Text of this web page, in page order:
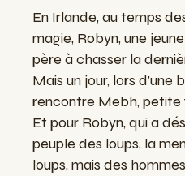
En Irlande, autemps
magie, Robyn, une jeune
père àchasser la
Mais un jour, lors d’une
rencontre Mebh,petite
Et pour Robyn,quia
peuple des loups, la
loups,mais des hommes